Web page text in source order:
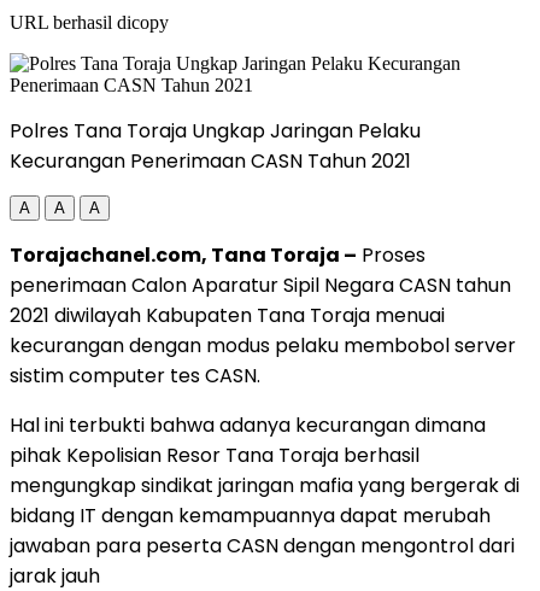
URL berhasil dicopy
Polres Tana Toraja Ungkap Jaringan Pelaku
Kecurangan Penerimaan CASN Tahun 2021
A A A
Torajachanel.com, Tana Toraja – Proses
penerimaan Calon Aparatur Sipil Negara CASN tahun
2021 diwilayah Kabupaten Tana Toraja menuai
kecurangan dengan modus pelaku membobol server
sistim computer tes CASN.
Hal ini terbukti bahwa adanya kecurangan dimana
pihak Kepolisian Resor Tana Toraja berhasil
mengungkap sindikat jaringan mafia yang bergerak di
bidang IT dengan kemampuannya dapat merubah
jawaban para peserta CASN dengan mengontrol dari
jarak jauh